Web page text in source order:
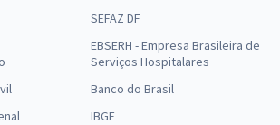
SEFAZ DF
EBSERH - Empresa Brasileira de
Serviços Hospitalares
Banco do Brasil
IBGE